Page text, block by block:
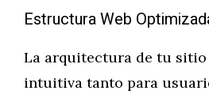
Estructura Web
La arquitectura de tu sitio
intuitiva tanto para